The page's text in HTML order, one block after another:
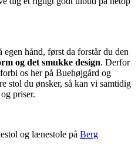
hånd, først da forstår du den
og det smukke design. Derfor
os her på Buehøjgård og
stol du ønsker, så kan vi samtidig
priser.
og lænestole på Berg